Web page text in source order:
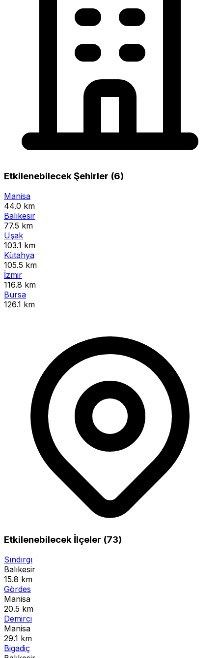
Etkilenebilecek Şehirler (6)
Manisa
44.0 km
Balıkesir
77.5 km
Uşak
103.1 km
Kütahya
105.5 km
İzmir
116.8 km
Bursa
126.1 km
Etkilenebilecek İlçeler (73)
Sındırgı
Balıkesir
15.8 km
Gördes
Manisa
20.5 km
Demirci
Manisa
29.1 km
Bigadiç